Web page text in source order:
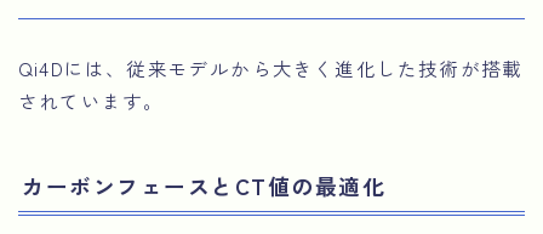
Qi4Dには、従来モデルから大きく進化した技術が搭載
されています。
カーボンフェースとCT値の最適化